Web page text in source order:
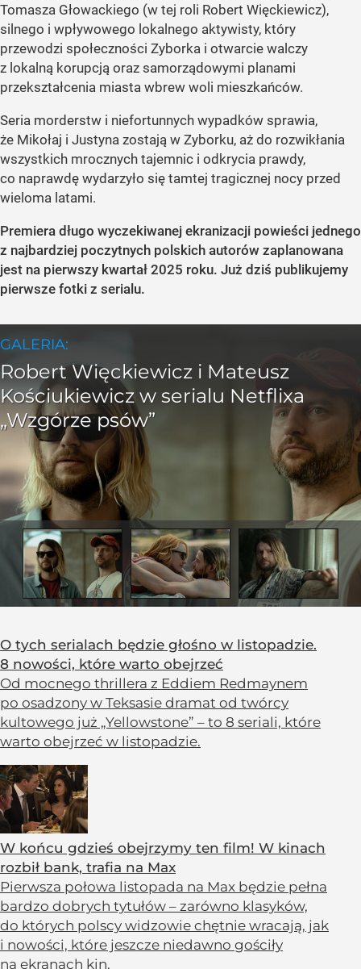
Tomasza Głowackiego (w tej roli Robert Więckiewicz),
silnego i wpływowego lokalnego aktywisty, który
przewodzi społeczności Zyborka i otwarcie walczy
z lokalną korupcją oraz samorządowymi planami
przekształcenia miasta wbrew woli mieszkańców.
Seria morderstw i niefortunnych wypadków sprawia,
że Mikołaj i Justyna zostają w Zyborku, aż do rozwikłania
wszystkich mrocznych tajemnic i odkrycia prawdy,
co naprawdę wydarzyło się tamtej tragicznej nocy przed
wieloma latami.
Premiera długo wyczekiwanej ekranizacji powieści jednego
z najbardziej poczytnych polskich autorów zaplanowana
jest na pierwszy kwartał 2025 roku. Już dziś publikujemy
pierwsze fotki z serialu.
O tych serialach będzie głośno w listopadzie.
8 nowości, które warto obejrzeć
Od mocnego thrillera z Eddiem Redmaynem
po osadzony w Teksasie dramat od twórcy
kultowego już „Yellowstone” – to 8 seriali, które
warto obejrzeć w listopadzie.
W końcu gdzieś obejrzymy ten film! W kinach
rozbił bank, trafia na Max
Pierwsza połowa listopada na Max będzie pełna
bardzo dobrych tytułów – zarówno klasyków,
do których polscy widzowie chętnie wracają, jak
i nowości, które jeszcze niedawno gościły
na ekranach kin.